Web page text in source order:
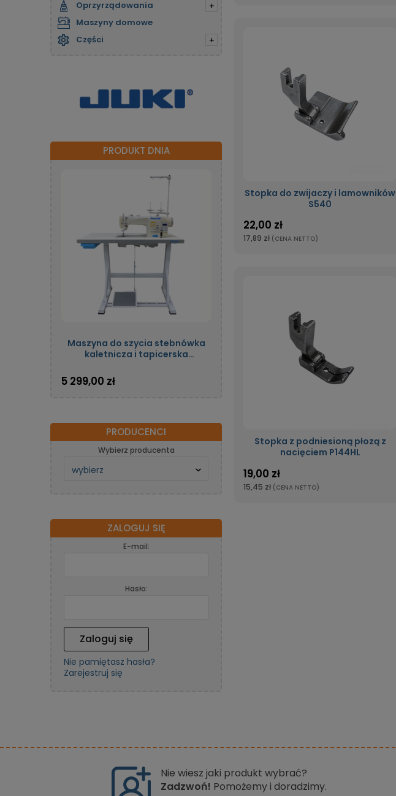
+
Oprzyrządowania
Maszyny domowe
+
Części
PRODUKT DNIA
Maszyna do szycia stebnówka
kaletnicza i tapicerska
potrójnym transportem oraz
silnikiem energooszczędnym
5 299,00 zł
PRODUCENCI
Wybierz producenta
ZALOGUJ SIĘ
E-mail:
Hasło:
Zaloguj się
Nie pamiętasz hasła?
Zarejestruj się
Stopka do zwijaczy i lamowników
S540
22,00 zł
17,89 zł (CENA NETTO)
Stopka z podniesioną płozą z
nacięciem P144HL
19,00 zł
15,45 zł (CENA NETTO)
Nie wiesz jaki produkt wybrać?
Zadzwoń! Pomożemy i doradzimy.